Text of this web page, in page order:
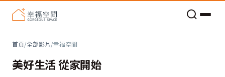
首頁/全部影片/幸福空間
美好生活 從家開始